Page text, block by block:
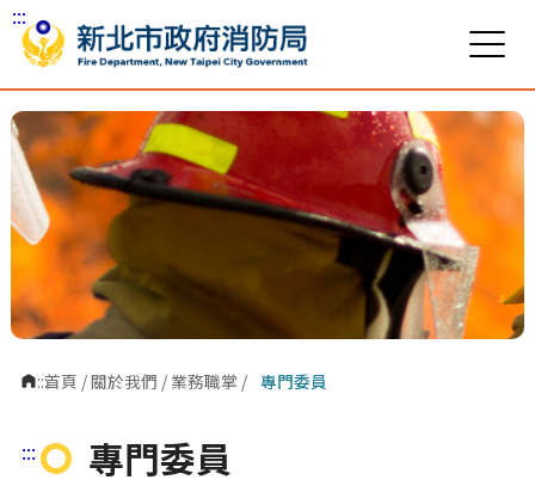
跳到主要內容區塊
:::
:::首頁 /關於我們 / 業務職掌 / 專門委員
::: 專門委員